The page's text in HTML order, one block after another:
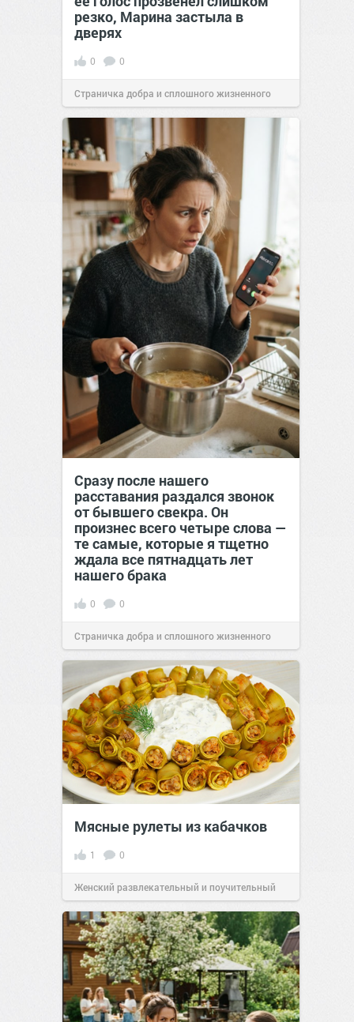
резко, Марина застыла в
дверях
0 0
Страничка добра и сплошного жизненного
позитива!11:38Вчера
Сразу после нашего
расставания раздался звонок
от бывшего свекра. Он
произнес всего четыре слова —
те самые, которые я тщетно
ждала все пятнадцать лет
нашего брака
0 0
Страничка добра и сплошного жизненного
позитива!00:2907 авг 2026
Мясные рулеты из кабачков
1 0
Женский развлекательный и поучительный
сайт.23:4106 авг 2026